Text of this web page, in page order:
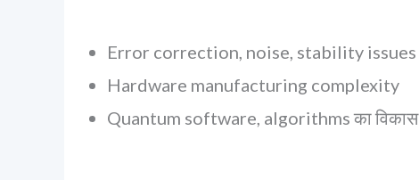
Error correction, noise, stability issues
Hardware manufacturing complexity
Quantum software, algorithms का विकास